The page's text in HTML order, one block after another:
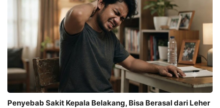
Penyebab Sakit Kepala Belakang, Bisa Berasal dari Leher